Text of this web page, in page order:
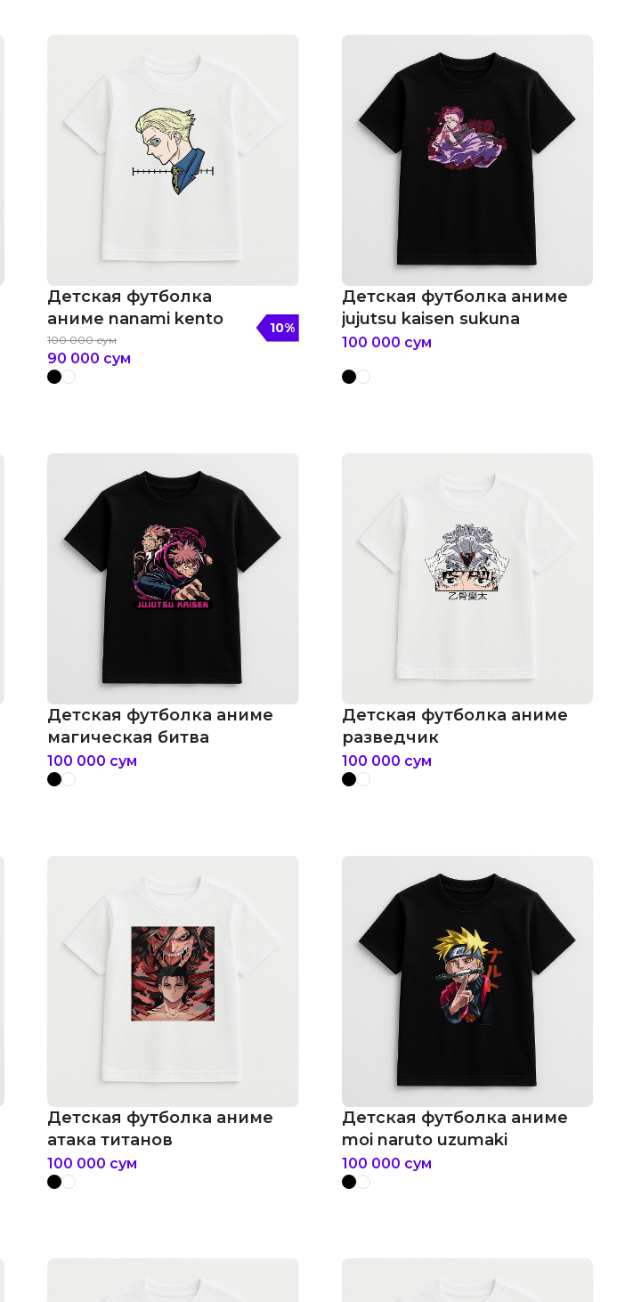
Детская футболка
аниме nanami kento
100 000 сум
90 000 сум
10%
Детская футболка аниме
jujutsu kaisen sukuna
100 000 сум
Детская футболка аниме
магическая битва
100 000 сум
Детская футболка аниме
разведчик
100 000 сум
Детская футболка аниме
атака титанов
100 000 сум
Детская футболка аниме
moi naruto uzumaki
100 000 сум